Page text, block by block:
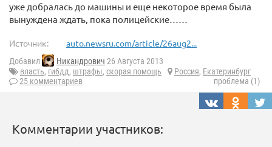
уже добралась до машины и еще некоторое время была
вынуждена ждать, пока полицейские……
Источник: auto.newsru.com/article/26aug2...
Добавил Никандрович 26 Августа 2013
власть, гибдд, штрафы, скорая помощь Россия, Екатеринбург
25 комментариев
проблема (1)
Комментарии участников: